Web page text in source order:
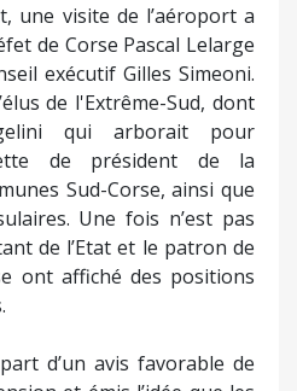
une visite de l’aéroport a
de Corse Pascal Lelarge
exécutif Gilles Simeoni.
de l'Extrême-Sud, dont
qui arborait pour
de président de la
Sud-Corse, ainsi que
Une fois n’est pas
de l’Etat et le patron de
ont affiché des positions
d’un avis favorable de